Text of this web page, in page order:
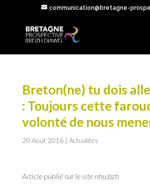
communication@bretagne-
Breton(ne) tu dois
: Toujours cette
volonté de nous
20 Août 2016| Actualités
Article publié sur le site nhu.bzh